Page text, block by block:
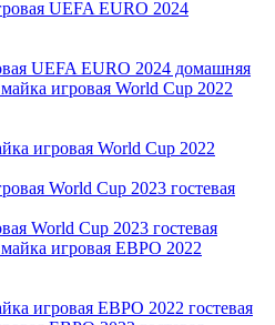
UEFA EURO 2024 домашняя
игровая World Cup 2022
World Cup 2023 гостевая
игровая ЕВРО 2022 гостевая